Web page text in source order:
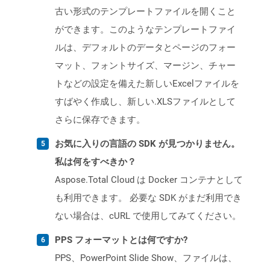
古い形式のテンプレートファイルを開くこと
ができます。このようなテンプレートファイ
ルは、デフォルトのデータとページのフォー
マット、フォントサイズ、マージン、チャー
トなどの設定を備えた新しいExcelファイルを
すばやく作成し、新しい.XLSファイルとして
さらに保存できます。
お気に入りの言語の SDK が見つかりません。
私は何をすべきか？
Aspose.Total Cloud は Docker コンテナとして
も利用できます。 必要な SDK がまだ利用でき
ない場合は、cURL で使用してみてください。
PPS フォーマットとは何ですか?
PPS、PowerPoint Slide Show、ファイルは、